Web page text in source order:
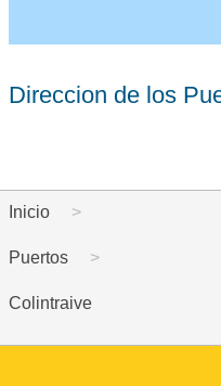
Direccion de los
Inicio
Puertos
Colintraive